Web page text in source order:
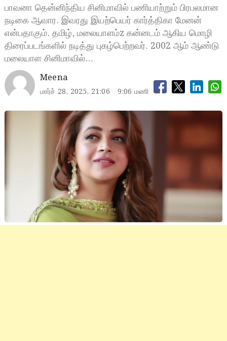
பாவனா தென்னிந்திய சினிமாவில் பணியாற்றும் பிரபலமான
நடிகை ஆவார. இவரது இயற்பெயர் கார்த்திகா மேனன்
என்பதாகும். தமிழ், மலையாளம்z கன்னடம் ஆகிய மொழி
திரைப்படங்களில் நடித்து புகழ்பெற்றவர். 2002 ஆம் ஆண்டு
மலையாள சினிமாவில்…
Meena
மார்ச் 28, 2025, 21:06 9:06 மணி